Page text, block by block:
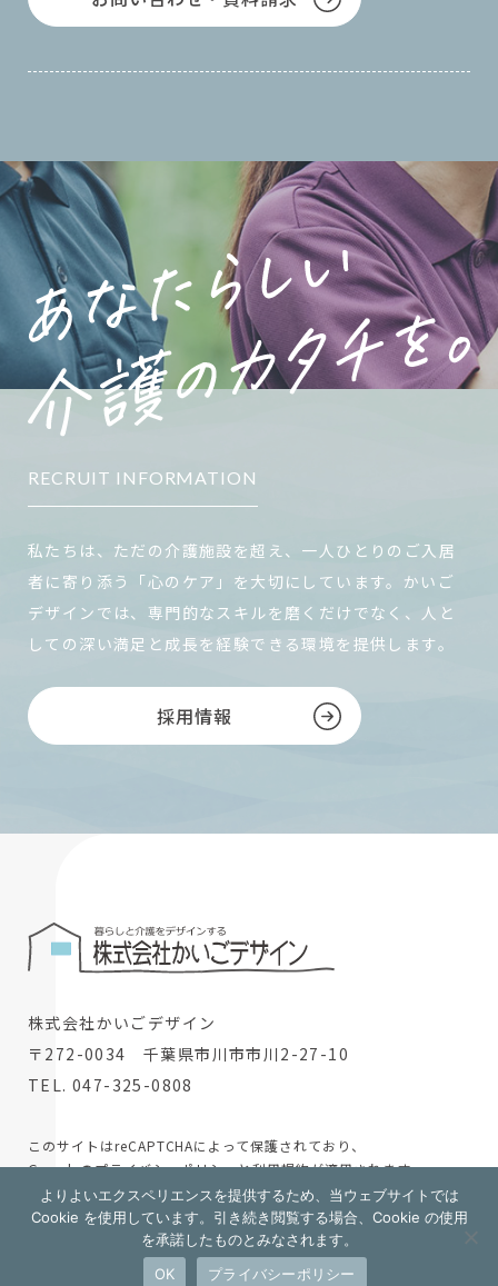
採用情報
RECRUIT INFORMATION
私たちは、ただの介護施設を超え、一人ひとりのご入居
者に寄り添う「心のケア」を大切にしています。かいご
デザインでは、専門的なスキルを磨くだけでなく、人と
しての深い満足と成長を経験できる環境を提供します。
採用情報
株式会社かいごデザイン
〒272-0034 千葉県市川市市川2-27-10
TEL. 047-325-0808
このサイトはreCAPTCHAによって保護されており、
Googleのプライバシーポリシーと利用規約が適用されます。
© 2024 株式会社かいごデザイン
よりよいエクスペリエンスを提供するため、当ウェブサイトでは
Cookie を使用しています。引き続き閲覧する場合、Cookie の使用
を承諾したものとみなされます。
OK
プライバシーポリシー